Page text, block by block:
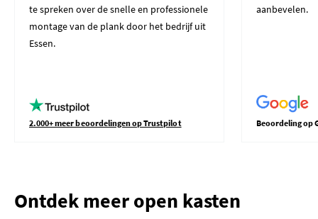
te spreken over de snelle en professionele
montage van de plank door het bedrijf uit
Essen.
2.000+ meer beoordelingen op Trustpilot
aanbevelen.
Beoordeling op
Ontdek meer open kasten